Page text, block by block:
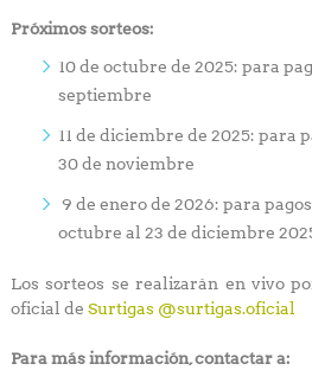
Próximos sorteos:
10 de octubre de 2025: para
septiembre
11 de diciembre de 2025: para
30 de noviembre
9 de enero de 2026: para
octubre al 23 de diciembre
Los sorteos se realizarán en vivo
oficial de Surtigas @surtigas.oficial
Para más información, contactar a: